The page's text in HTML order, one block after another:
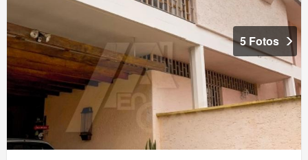
5 Fotos